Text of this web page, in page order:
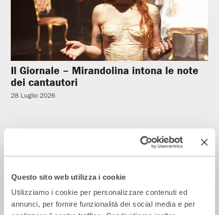
Questo sito web utilizza i cookie
Utilizziamo i cookie per personalizzare contenuti ed
annunci, per fornire funzionalità dei social media e per
Il Giornale – Mirandolina intona le note
dei cantautori
28 Luglio 2026